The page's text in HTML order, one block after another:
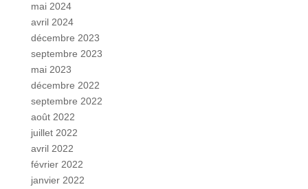
mai 2024
avril 2024
décembre 2023
septembre 2023
mai 2023
décembre 2022
septembre 2022
août 2022
juillet 2022
avril 2022
février 2022
janvier 2022